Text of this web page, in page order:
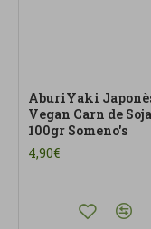
AburiYaki
Vegan Carn de Soja
100gr Someno's
4,90€